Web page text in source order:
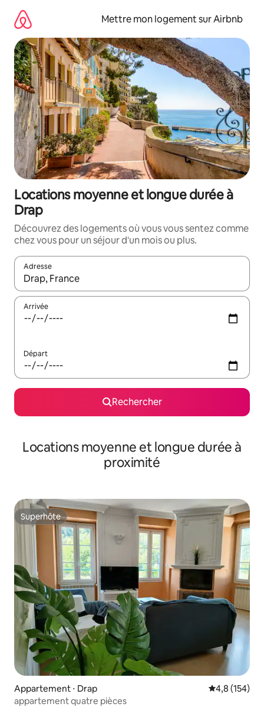
directement
contenu
Mettre mon logement sur Airbnb
Locations moyenne et longue durée à
Drap
Découvrez des logements où vous vous sentez comme
chez vous pour un séjour d'un mois ou plus.
Adresse
Lorsque les résultats s'affichent, utilisez les flèches vers le
Arrivée
Départ
Rechercher
Locations moyenne et longue durée à
proximité
Superhôte
Superhôte
Appartement ⋅ Drap Évaluation
4,8 (154)
appartement quatre pièces